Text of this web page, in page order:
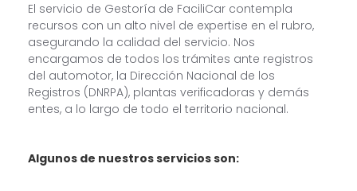
El servicio de Gestoría de FaciliCar contempla
recursos con un alto nivel de expertise en el rubro,
asegurando la calidad del servicio. Nos
encargamos de todos los trámites ante registros
del automotor, la Dirección Nacional de los
Registros (DNRPA), plantas verificadoras y demás
entes, a lo largo de todo el territorio nacional.
Algunos de nuestros servicios son: